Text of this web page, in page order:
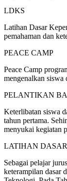
LDKS
Latihan Dasar
pemahaman dan
PEACE CAMP
Peace Camp
mengenalkan siswa
PELANTIKAN
Keterlibatan siswa
tahun pertama.
menyukai kegiatan
LATIHAN
Sebagai pelajar
keterampilan dasar